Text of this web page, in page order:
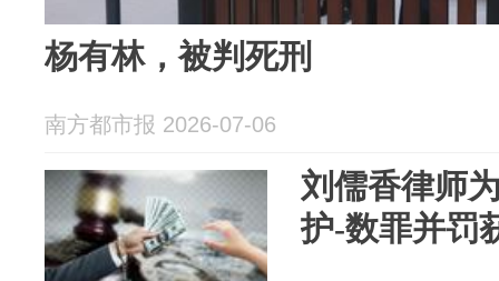
杨有林，被判死刑
南方都市报 2026-07-06
刘儒香律师
护-数罪并罚